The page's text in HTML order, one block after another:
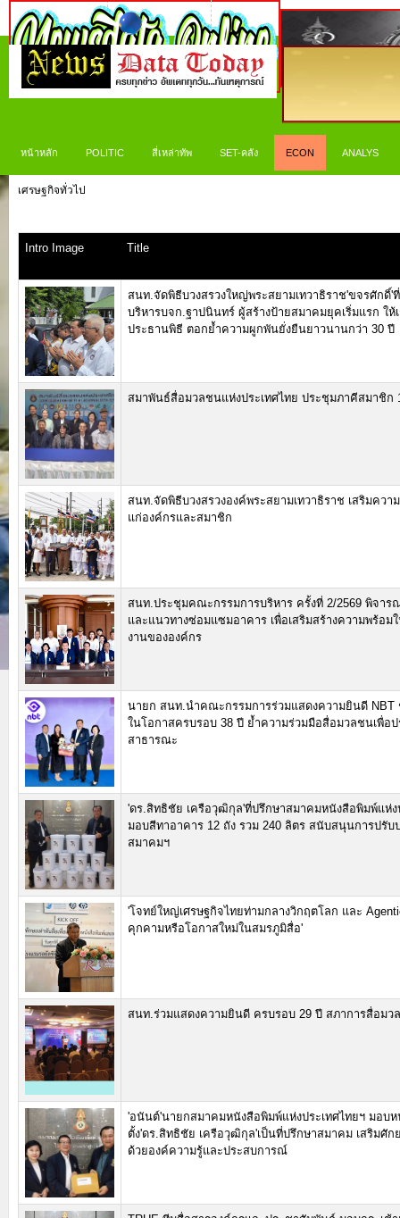
หน้าหลัก POLITIC สี่เหล่าทัพ SET-คลัง ECON ANALYS
เศรษฐกิจทั่วไป
Intro Image Title
สนท.จัดพิธีบวงสรวงใหญ่พระสยามเทวาธิราช'ขจรศักดิ์'
บริหารบจก.ฐาปนินทร์ ผู้สร้างป้ายสมาคมยุคเริ่มแรก ให้
ประธานพิธี ตอกย้ำความผูกพันยั่งยืนยาวนานกว่า 30 ปี
สมาพันธ์สื่อมวลชนแห่งประเทศไทย ประชุมภาคีสมาชิก
สนท.จัดพิธีบวงสรวงองค์พระสยามเทวาธิราช เสริมควา
แก่องค์กรและสมาชิก
สนท.ประชุมคณะกรรมการบริหาร ครั้งที่ 2/2569 พิจาร
และแนวทางซ่อมแซมอาคาร เพื่อเสริมสร้างความพร้อม
งานขององค์กร
นายก สนท.นำคณะกรรมการร่วมแสดงความยินดี NBT
ในโอกาสครบรอบ 38 ปี ย้ำความร่วมมือสื่อมวลชนเพื่อ
สาธารณะ
'ดร.สิทธิชัย เครือวุฒิกุล'ที่ปรึกษาสมาคมหนังสือพิมพ์แห่ง
มอบสีทาอาคาร 12 ถัง รวม 240 ลิตร สนับสนุนการปรับ
สมาคมฯ
'โจทย์ใหญ่เศรษฐกิจไทยท่ามกลางวิกฤตโลก และ
คุกคามหรือโอกาสใหม่ในสมรภูมิสื่อ'
สนท.ร่วมแสดงความยินดี ครบรอบ 29 ปี สภาการสื่อมว
'อนันต์'นายกสมาคมหนังสือพิมพ์แห่งประเทศไทยฯ มอบห
ตั้ง'ดร.สิทธิชัย เครือวุฒิกุล'เป็นที่ปรึกษาสมาคม เสริมศัก
ด้วยองค์ความรู้และประสบการณ์